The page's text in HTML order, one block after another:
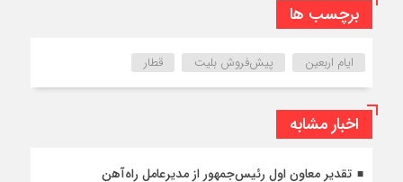
برچسب ها
ایام اربعین پیش‌فروش بلیت قطار
اخبار مشابه
تقدیر معاون اول رئیس‌جمهور از مدیرعامل راه‌آهن